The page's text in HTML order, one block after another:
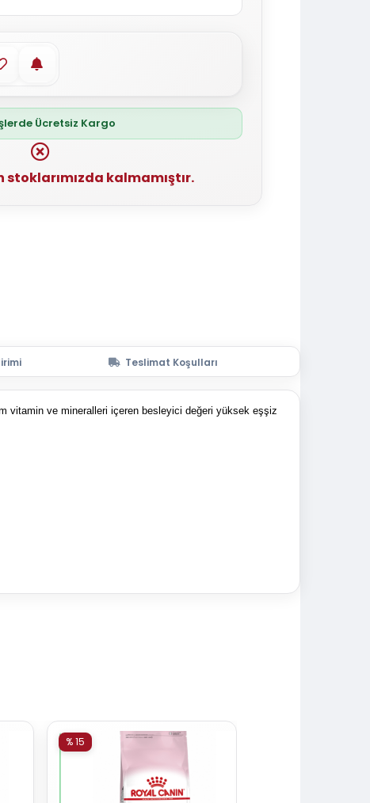
Favorilere ekle
Stoğa gelince haber ver
Ücretsiz Kargo
stoklarımızda kalmamıştır.
Teslimat Koşulları
vitamin ve mineralleri içeren besleyici değeri yüksek eşşiz
% 15